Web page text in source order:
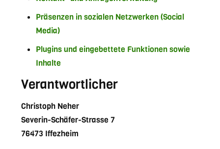
Präsenzen in sozialen Netzwerken (Social
Media)
Plugins und eingebettete Funktionen sowie
Inhalte
Verantwortlicher
Christoph Neher
Severin-Schäfer-Strasse 7
76473 Iffezheim